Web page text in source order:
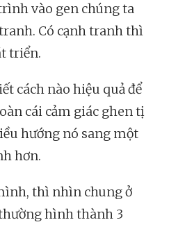
vào gen chúng ta
Có cạnh tranh thì
triển.
cách nào hiệu quả để
cái cảm giác ghen tị
hướng nó sang một
hơn.
thì nhìn chung ở
hình thành 3